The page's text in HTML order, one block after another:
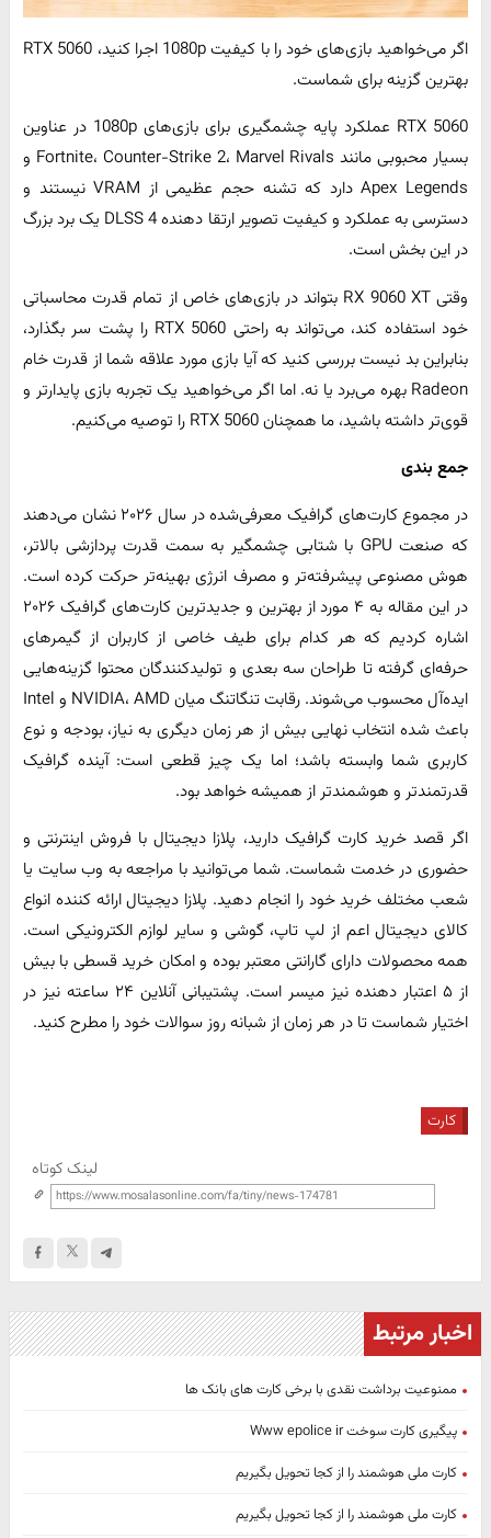
اگر می‌خواهید بازی‌های خود را با کیفیت 1080p اجرا کنید، RTX 5060
بهترین گزینه برای شماست.
RTX 5060 عملکرد پایه چشمگیری برای بازی‌های 1080p در عناوین
بسیار محبوبی مانند Fortnite، Counter-Strike 2، Marvel Rivals و
Apex Legends دارد که تشنه حجم عظیمی از VRAM نیستند و
دسترسی به عملکرد و کیفیت تصویر ارتقا دهنده DLSS 4 یک برد بزرگ
در این بخش است.
وقتی RX 9060 XT بتواند در بازی‌های خاص از تمام قدرت محاسباتی
خود استفاده کند، می‌تواند به راحتی RTX 5060 را پشت سر بگذارد،
بنابراین بد نیست بررسی کنید که آیا بازی مورد علاقه شما از قدرت خام
Radeon بهره می‌برد یا نه. اما اگر می‌خواهید یک تجربه بازی پایدارتر و
قوی‌تر داشته باشید، ما همچنان RTX 5060 را توصیه می‌کنیم.
جمع بندی
در مجموع کارت‌های گرافیک معرفی‌شده در سال ۲۰۲۶ نشان می‌دهند
که صنعت GPU با شتابی چشمگیر به سمت قدرت پردازشی بالاتر،
هوش مصنوعی پیشرفته‌تر و مصرف انرژی بهینه‌تر حرکت کرده است.
در این مقاله به ۴ مورد از بهترین و جدیدترین کارت‌های گرافیک ۲۰۲۶
اشاره کردیم که هر کدام برای طیف خاصی از کاربران از گیمرهای
حرفه‌ای گرفته تا طراحان سه ‌بعدی و تولیدکنندگان محتوا گزینه‌هایی
ایده‌آل محسوب می‌شوند. رقابت تنگاتنگ میان NVIDIA، AMD و Intel
باعث شده انتخاب نهایی بیش از هر زمان دیگری به نیاز، بودجه و نوع
کاربری شما وابسته باشد؛ اما یک چیز قطعی است: آینده گرافیک
قدرتمندتر و هوشمندتر از همیشه خواهد بود.
اگر قصد خرید کارت گرافیک دارید، پلازا دیجیتال با فروش اینترنتی و
حضوری در خدمت شماست. شما می‌توانید با مراجعه به وب سایت یا
شعب مختلف خرید خود را انجام دهید. پلازا دیجیتال ارائه کننده انواع
کالای دیجیتال اعم از لپ‌ تاپ‌، گوشی و سایر لوازم الکترونیکی است.
همه محصولات دارای گارانتی معتبر بوده و امکان خرید قسطی با بیش
از ۵ اعتبار دهنده نیز میسر است. پشتیبانی آنلاین ۲۴ ساعته نیز در
اختیار شماست تا در هر زمان از شبانه روز سوالات خود را مطرح کنید.
کارت
لینک کوتاه
اخبار مرتبط
ممنوعیت برداشت نقدی با برخی کارت های بانک ها
پیگیری کارت سوخت Www epolice ir
کارت ملی هوشمند را از کجا تحویل بگیریم
کارت ملی هوشمند را از کجا تحویل بگیریم